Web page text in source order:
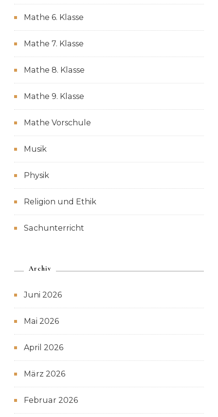
Mathe 6. Klasse
Mathe 7. Klasse
Mathe 8. Klasse
Mathe 9. Klasse
Mathe Vorschule
Musik
Physik
Religion und Ethik
Sachunterricht
Archiv
Juni 2026
Mai 2026
April 2026
März 2026
Februar 2026